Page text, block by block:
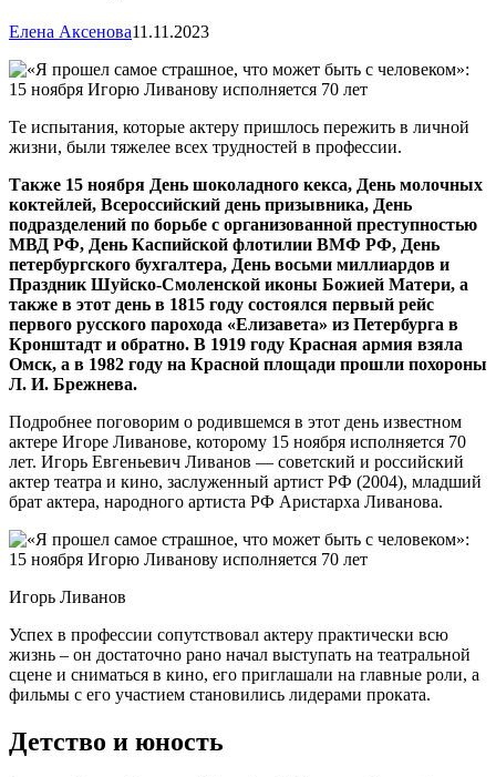
Елена Аксенова11.11.2023
Те испытания, которые актеру пришлось пережить в личной
жизни, были тяжелее всех трудностей в профессии.
Также 15 ноября День шоколадного кекса, День молочных
коктейлей, Всероссийский день призывника, День
подразделений по борьбе с организованной преступностью
МВД РФ, День Каспийской флотилии ВМФ РФ, День
петербургского бухгалтера, День восьми миллиардов и
Праздник Шуйско-Смоленской иконы Божией Матери, а
также в этот день в 1815 году состоялся первый рейс
первого русского парохода «Елизавета» из Петербурга в
Кронштадт и обратно. В 1919 году Красная армия взяла
Омск, а в 1982 году на Красной площади прошли похороны
Л. И. Брежнева.
Подробнее поговорим о родившемся в этот день известном
актере Игоре Ливанове, которому 15 ноября исполняется 70
лет. Игорь Евгеньевич Ливанов — советский и российский
актер театра и кино, заслуженный артист РФ (2004), младший
брат актера, народного артиста РФ Аристарха Ливанова.
Игорь Ливанов
Успех в профессии сопутствовал актеру практически всю
жизнь – он достаточно рано начал выступать на театральной
сцене и сниматься в кино, его приглашали на главные роли, а
фильмы с его участием становились лидерами проката.
Детство и юность